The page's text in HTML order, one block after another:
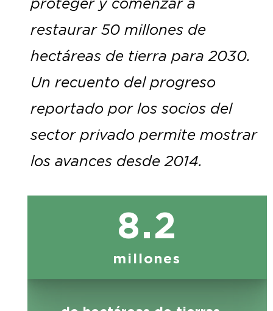
proteger y comenzar a
restaurar 50 millones de
hectáreas de tierra para 2030.
Un recuento del progreso
reportado por los socios del
sector privado permite mostrar
los avances desde 2014.
8.2
millones